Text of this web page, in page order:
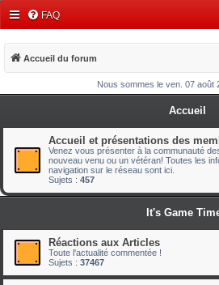
FAQ
Accueil du forum
Nous sommes le ven. 07 août
Accueil
Accueil et présentations des
Venez vous présenter à la communauté
nouveau venu ou un vétéran! Toutes les
navigation sur le réseau sont ici.
Sujets : 457
It's Game
Réactions aux Articles
Toute l'actualité commentée !
Sujets : 37467